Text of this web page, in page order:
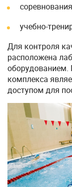
учебно-
Для контроля
расположена
оборудованием.
комплекса
доступом для